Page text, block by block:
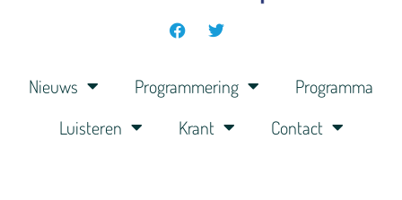
Nieuws Programmering
Programma
Luisteren
Krant Contact